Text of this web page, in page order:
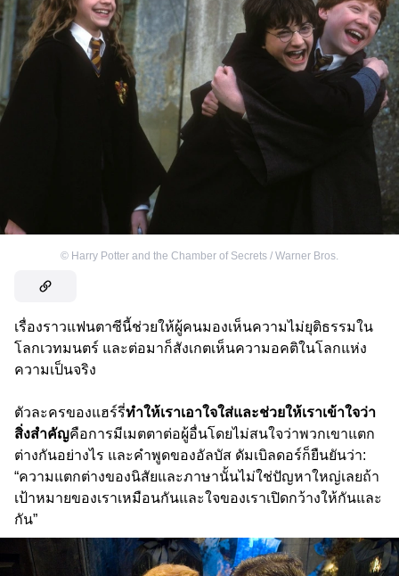
© Harry Potter and the Chamber of Secrets / Warner Bros.
เรื่องราวแฟนตาซีนี้ช่วยให้ผู้คนมองเห็นความไม่ยุติธรรมใน
โลกเวทมนตร์ และต่อมาก็สังเกตเห็นความอคติในโลกแห่ง
ความเป็นจริง
ตัวละครของแฮร์รี่ทำให้เราเอาใจใส่และช่วยให้เราเข้าใจว่า
สิ่งสำคัญคือการมีเมตตาต่อผู้อื่นโดยไม่สนใจว่าพวกเขาแตก
ต่างกันอย่างไร และคำพูดของอัลบัส ดัมเบิลดอร์ก็ยืนยันว่า:
“ความแตกต่างของนิสัยและภาษานั้นไม่ใช่ปัญหาใหญ่เลยถ้า
เป้าหมายของเราเหมือนกันและใจของเราเปิดกว้างให้กันและ
กัน”